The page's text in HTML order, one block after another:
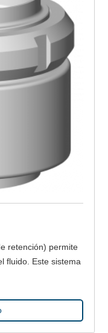
retención) permite
fluido. Este sistema